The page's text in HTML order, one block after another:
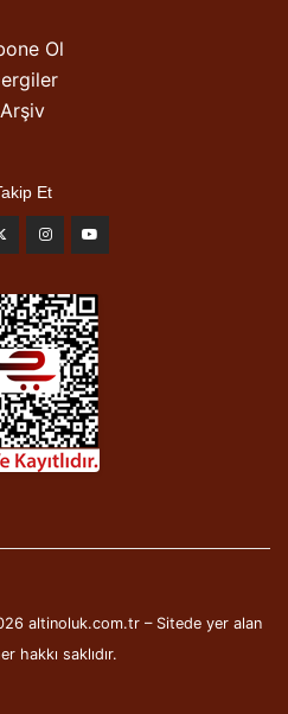
Ol
Arşiv
Et
altinoluk.com.tr – Sitede yer alan
hakkı saklıdır.